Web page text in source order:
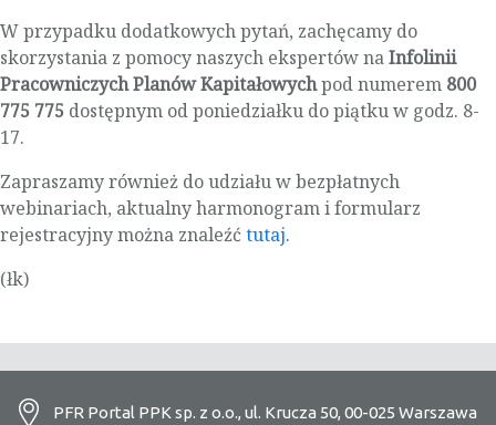
W przypadku dodatkowych pytań, zachęcamy do
skorzystania z pomocy naszych ekspertów naInfolinii
Pracowniczych Planów Kapitałowychpod numerem 800
775 775 dostępnym od poniedziałku do piątku w godz. 8-
17.
Zapraszamy również do udziału w bezpłatnych
webinariach, aktualny harmonogram i formularz
rejestracyjny można znaleźćtutaj.
(łk)
PFR Portal PPK sp. z o.o., ul. Krucza 50, 00-025 Warszawa